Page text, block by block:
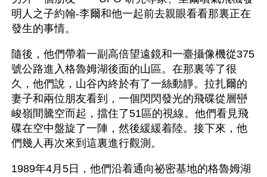
明人之子約翰-李爾和他一起前去親眼看看那裏正在
發生的事情。
隨後，他們帶着一副高倍望遠鏡和一臺攝像機從375
號公路進入格魯姆湖後面的山區。在那裏等了很
久，他們說，山谷內終於有了一絲動靜。拉扎爾的
妻子和兩位朋友看到，一個閃閃發光的飛碟從層巒
峻嶺間騰空而起，擋住了51區的視線。他們看見飛
碟在空中盤旋了一陣，然後緩緩着陸。接下來，他
們幾人再次來到這裏進行觀測。
1989年4月5日，他們沿着通向祕密基地的格魯姆湖